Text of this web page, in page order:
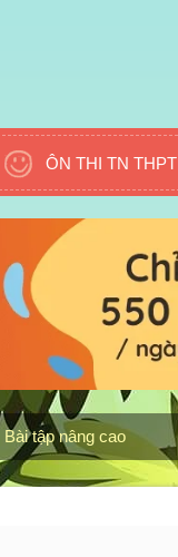
ÔN THI TN THPT
Bài tập nâng cao